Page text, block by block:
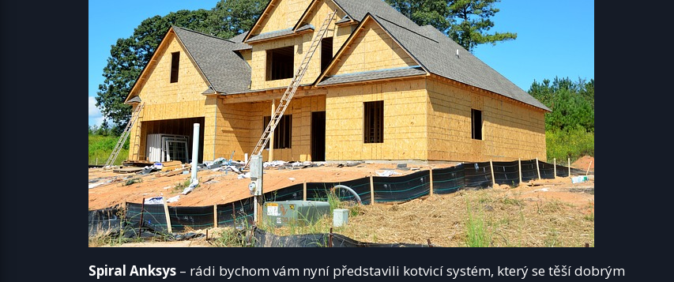
Spiral Anksys – rádi bychom vám nyní představili kotvicí systém, který se těší dobrým